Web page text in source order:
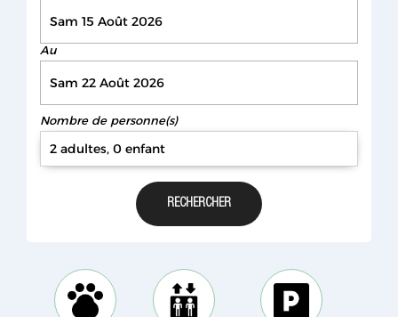
Au
Nombre de personne(s)
2 adultes, 0 enfant